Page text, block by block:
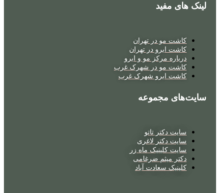
لینک های مفید
کاشت مو در تهران
کاشت ابرو در تهران
درباره مرکز مو و ابرو
کاشت مو در شهرک غرب
کاشت ابرو شهرک غرب
سایت‌های مجموعه
سایت دکتر تاتو
سایت دکتر لاغری
سایت کلینیک ماه زر
دکتر میثم ضرغامی
کلینیک سعادت آباد